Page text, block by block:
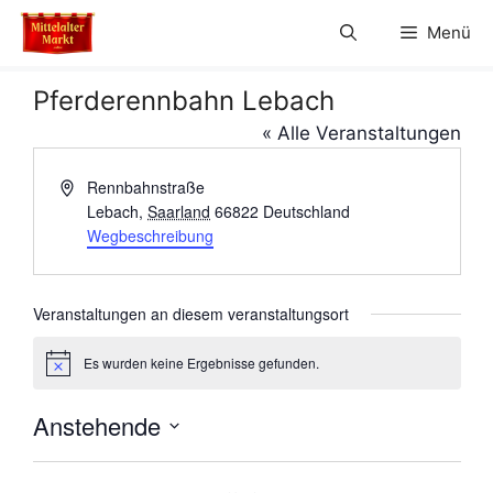
Zum
Inhalt
Menü
Pferderennbahn Lebach
« Alle Veranstaltungen
A
s
Rennbahnstraße
Lebach, Saarland 66822 Deutschland
Wegbeschreibung
Veranstaltungen an diesem veranstaltungsort
H
w
e
i
Es wurden keine Ergebnisse gefunden.
Anstehende
D